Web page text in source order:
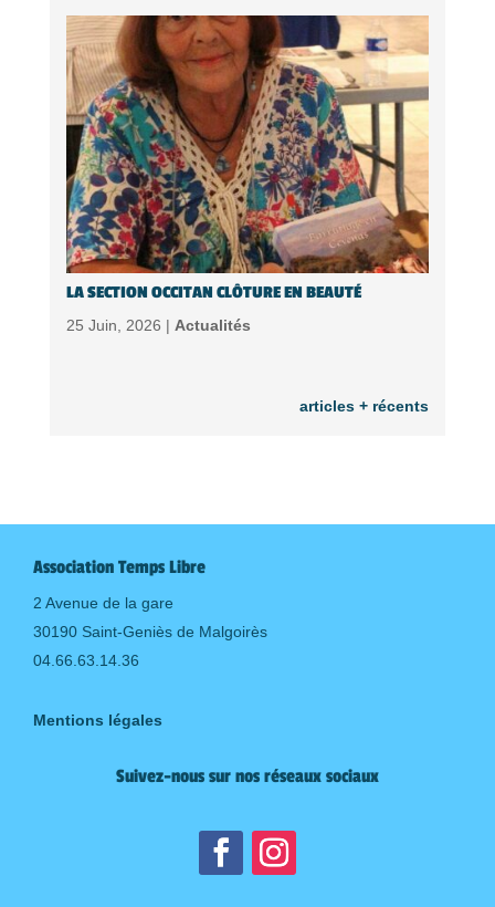
LA SECTION OCCITAN CLÔTURE EN BEAUTÉ
25 Juin, 2026 | Actualités
articles + récents
Association Temps Libre
2 Avenue de la gare
30190 Saint-Geniès de Malgoirès
04.66.63.14.36
Mentions légales
Suivez-nous sur nos réseaux sociaux